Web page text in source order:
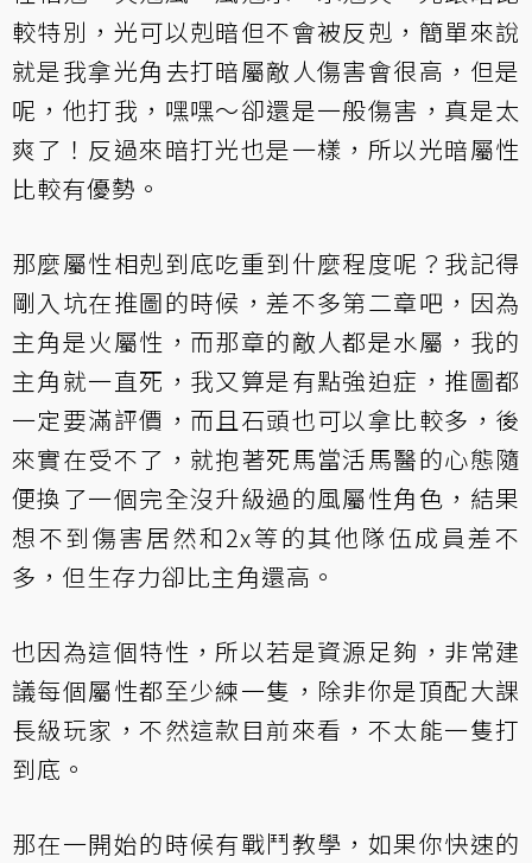
較特別，光可以剋暗但不會被反剋，簡單來說
就是我拿光角去打暗屬敵人傷害會很高，但是
呢，他打我，嘿嘿～卻還是一般傷害，真是太
爽了！反過來暗打光也是一樣，所以光暗屬性
比較有優勢。
那麼屬性相剋到底吃重到什麼程度呢？我記得
剛入坑在推圖的時候，差不多第二章吧，因為
主角是火屬性，而那章的敵人都是水屬，我的
主角就一直死，我又算是有點強迫症，推圖都
一定要滿評價，而且石頭也可以拿比較多，後
來實在受不了，就抱著死馬當活馬醫的心態隨
便換了一個完全沒升級過的風屬性角色，結果
想不到傷害居然和2x等的其他隊伍成員差不
多，但生存力卻比主角還高。
也因為這個特性，所以若是資源足夠，非常建
議每個屬性都至少練一隻，除非你是頂配大課
長級玩家，不然這款目前來看，不太能一隻打
到底。
那在一開始的時候有戰鬥教學，如果你快速的